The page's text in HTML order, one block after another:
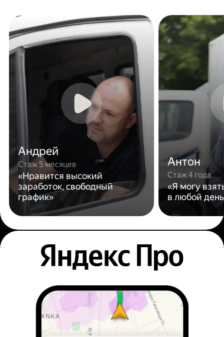
Андрей
Стаж 5 месяцев
«Нравится высокий
заработок, свободный
график»
Антон
Стаж 4 года
«Я могу
в любой